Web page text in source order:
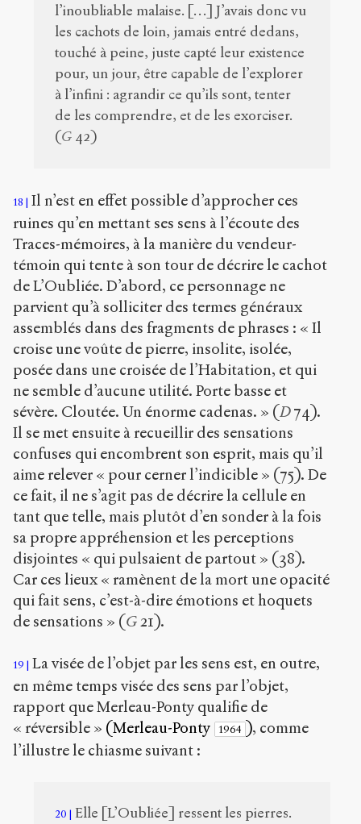
l’inoubliable malaise. […] J’avais donc vu
les cachots de loin, jamais entré dedans,
touché à peine, juste capté leur existence
pour, un jour, être capable de l’explorer
à l’infini : agrandir ce qu’ils sont, tenter
de les comprendre, et de les exorciser.
(G 42)
18
Il n’est en effet possible d’approcher ces
ruines qu’en mettant ses sens à l’écoute des
Traces-mémoires, à la manière du vendeur-
témoin qui tente à son tour de décrire le cachot
de L’Oubliée. D’abord, ce personnage ne
parvient qu’à solliciter des termes généraux
assemblés dans des fragments de phrases : « Il
croise une voûte de pierre, insolite, isolée,
posée dans une croisée de l’Habitation, et qui
ne semble d’aucune utilité. Porte basse et
sévère. Cloutée. Un énorme cadenas. » (D74).
Il se met ensuite à recueillir des sensations
confuses qui encombrent son esprit, mais qu’il
aime relever « pour cerner l’indicible » (75). De
ce fait, il ne s’agit pas de décrire la cellule en
tant que telle, mais plutôt d’en sonder à la fois
sa propre appréhension et les perceptions
disjointes « qui pulsaient de partout » (38).
Car ces lieux « ramènent de la mort une opacité
qui fait sens, c’est-à-dire émotions et hoquets
de sensations » (G 21).
19
La visée de l’objet par les sens est, en outre,
en même temps visée des sens par l’objet,
rapport que Merleau-Ponty qualifie de
« réversible » (Merleau-Ponty 1964 ), comme
l’illustre le chiasme suivant :
20 Elle [L’Oubliée] ressent les pierres.